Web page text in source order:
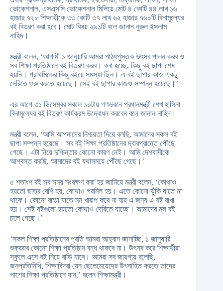
ভোকেশনাল, এসএসসি ভোকেশনাল মিলিয়ে মোট ৪ কোটি ৪৪ লাখ ১৬
হাজার ৭২৮ শিক্ষার্থীকে ৩৩ কোটি ৩৭ লাখ ৬২ হাজার ৭৬০টি বিনামূল্যের
বই বিতরণ করা হবে। মোট বিষয় ২৯১টি বলে জানান নুরুল ইসলাম
নাহিদ।
মন্ত্রী বলেন, ‘আগামী ১ জানুয়ারি আমরা পাঠ্যপুস্তক উৎসব পালন করব ও
সব শিক্ষা প্রতিষ্ঠানে বই বিতরণ করব। বলা হচ্ছে, কিছু বই ছাপা শেষ
হয়নি। প্রাথমিকের কিছু বইয়ে সমস্যা ছিল। এ বই ছাপার কাজ একটু
দেরিতে শুরু করতে হয়েছে। সেই বই ছাপার কাজও সম্পন্ন হয়েছে।’
এর আগে ৩১ ডিসেম্বর সকাল ১০টায় গণভবনে প্রধানমন্ত্রী শেখ হাসিনা
বিনামূল্যের বই বিতরণ কার্যক্রম উদ্বোধন করবেন বলে জানান নাহিদ।
মন্ত্রী বলেন, ‘আমি আপনাদের নিশ্চয়তা দিয়ে বলছি, আমাদের সকল বই
ছাপা সম্পন্ন হয়েছে। সব বই শিক্ষা প্রতিষ্ঠানের দ্বারপ্রান্তে পৌঁছে
গেছে। এটা নিয়ে দুশ্চিন্তার কোনো কারণ নেই। আমি দেশবাসীকে
আশ্বস্ত করছি, আমাদের বই যথাসময়ে পৌঁছে গেছে।’
৫ শতাংশ বই সব সময় সংরক্ষণ করা হয় জানিয়ে মন্ত্রী বলেন, ‘কোথাও
হয়তো ছাত্র বেশি হয়, কোথাও গরমিল হয়। এতে কোনো ঝুঁকি যাতে না
থাকে। কোনো বাচ্চা যাতে মন খারাপ করে না যায় এ জন্য এ বই রাখা
হয়। সেই বইগুলো হয়তো কোথাও দেরিতে যাচ্ছে। আমাদের মূল বই
চলে গেছে।’
‘সকল শিক্ষা প্রতিষ্ঠানের প্রতি আমরা আহ্বান জানাচ্ছি, ১ জানুয়ারি
শুক্রবার কোনো শিক্ষা প্রতিষ্ঠান বন্ধ থাকবে না। উৎসব করে শিক্ষার্থীরা
স্কুলে এসে বই নিয়ে বাড়ি যাবে। আমরা সব জায়গায় বলেছি,
জনপ্রতিনিধি, শিক্ষাবিদরা যেন ছেলেমেয়েদের উৎসাহিত করতে তাদের
পাশের শিক্ষা প্রতিষ্ঠানে যান,’ বলেন শিক্ষামন্ত্রী।